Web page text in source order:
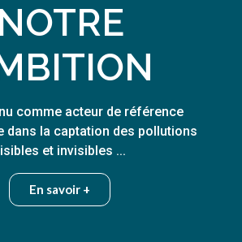
NOTRE
comme acteur de référence
dans la captation des pollutions
et invisibles ...
En savoir +